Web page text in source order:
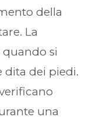
della
La
si
dita dei piedi.
una